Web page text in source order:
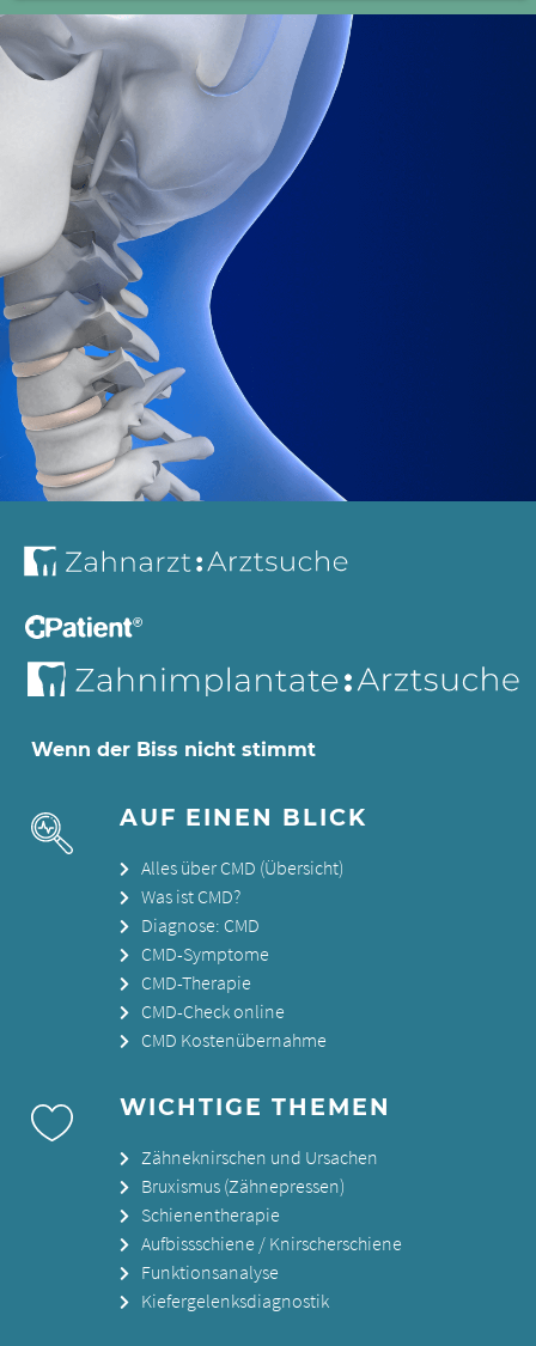
Wenn der Biss nicht stimmt
AUF EINEN BLICK
Alles über CMD (Übersicht)
Was ist CMD?
Diagnose: CMD
CMD-Symptome
CMD-Therapie
CMD-Check online
CMD Kostenübernahme
WICHTIGE THEMEN
Zähneknirschen und Ursachen
Bruxismus (Zähnepressen)
Schienentherapie
Aufbissschiene / Knirscherschiene
Funktionsanalyse
Kiefergelenksdiagnostik